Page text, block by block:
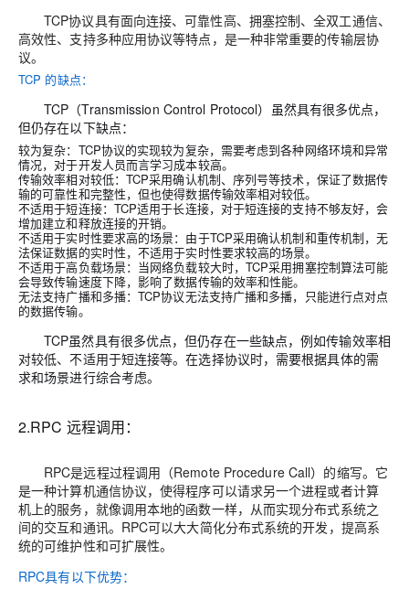
TCP协议具有面向连接、可靠性高、拥塞控制、全双工通信、
高效性、支持多种应用协议等特点，是一种非常重要的传输层协
议。
TCP 的缺点：
TCP（Transmission Control Protocol）虽然具有很多优点，
但仍存在以下缺点：
较为复杂：TCP协议的实现较为复杂，需要考虑到各种网络环境和异常
情况，对于开发人员而言学习成本较高。
传输效率相对较低：TCP采用确认机制、序列号等技术，保证了数据传
输的可靠性和完整性，但也使得数据传输效率相对较低。
不适用于短连接：TCP适用于长连接，对于短连接的支持不够友好，会
增加建立和释放连接的开销。
不适用于实时性要求高的场景：由于TCP采用确认机制和重传机制，无
法保证数据的实时性，不适用于实时性要求较高的场景。
不适用于高负载场景：当网络负载较大时，TCP采用拥塞控制算法可能
会导致传输速度下降，影响了数据传输的效率和性能。
无法支持广播和多播：TCP协议无法支持广播和多播，只能进行点对点
的数据传输。
TCP虽然具有很多优点，但仍存在一些缺点，例如传输效率相
对较低、不适用于短连接等。在选择协议时，需要根据具体的需
求和场景进行综合考虑。
2.RPC 远程调用：
RPC是远程过程调用（Remote Procedure Call）的缩写。它
是一种计算机通信协议，使得程序可以请求另一个进程或者计算
机上的服务，就像调用本地的函数一样，从而实现分布式系统之
间的交互和通讯。RPC可以大大简化分布式系统的开发，提高系
统的可维护性和可扩展性。
RPC具有以下优势：